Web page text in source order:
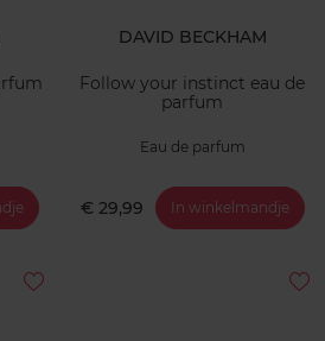
DAVID BECKHAM
Follow your instinct eau de
parfum
Eau de parfum
€ 29,99 In winkelmandje